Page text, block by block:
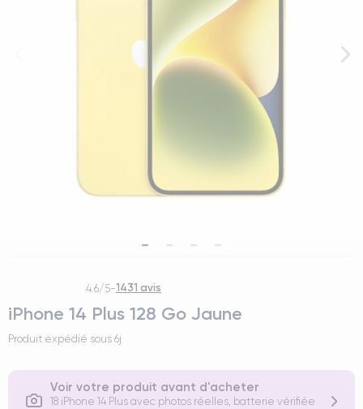
4.6/5-1431 avis
iPhone 14 Plus 128 Go Jaune
Produit expédié sous 6j
Voir votre produit avant d'acheter
18 iPhone 14 Plus avec photos réelles, batterie vérifiée